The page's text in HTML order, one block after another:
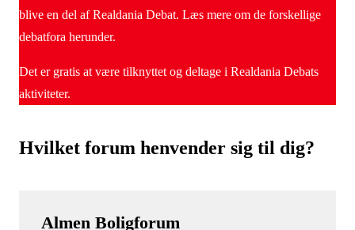
blive en del af Realdania Debat. Læs mere om de forskellige
debatfora herunder.
Det er gratis at være tilknyttet og deltage i Realdania Debats
aktiviteter.
Hvilket forum henvender sig til dig?
Almen Boligforum